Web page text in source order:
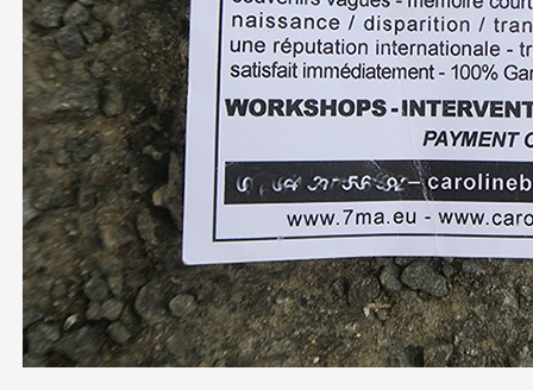
Visites d'ateliers
Production vidéo
Formation
Événements